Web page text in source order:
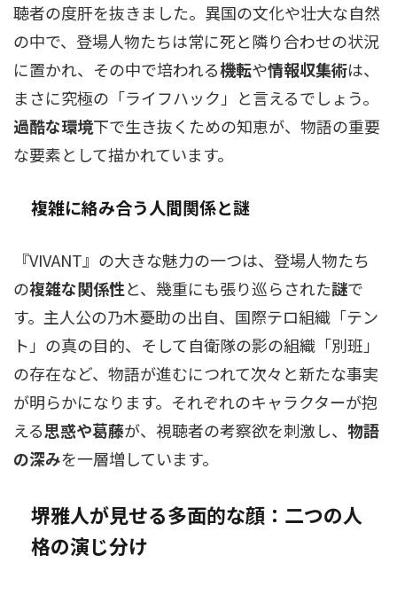
聴者の度肝を抜きました。異国の文化や壮大な自然
の中で、登場人物たちは常に死と隣り合わせの状況
に置かれ、その中で培われる機転や情報収集術は、
まさに究極の「ライフハック」と言えるでしょう。
過酷な環境下で生き抜くための知恵が、物語の重要
な要素として描かれています。
複雑に絡み合う人間関係と謎
『VIVANT』の大きな魅力の一つは、登場人物たち
の複雑な関係性と、幾重にも張り巡らされた謎で
す。主人公の乃木憂助の出自、国際テロ組織「テン
ト」の真の目的、そして自衛隊の影の組織「別班」
の存在など、物語が進むにつれて次々と新たな事実
が明らかになります。それぞれのキャラクターが抱
える思惑や葛藤が、視聴者の考察欲を刺激し、 物語
の深みを一層増しています。
堺雅人が見せる多面的な顔：二つの人
格の演じ分け